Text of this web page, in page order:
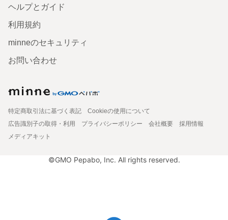
ヘルプとガイド
利用規約
minneのセキュリティ
お問い合わせ
特定商取引法に基づく表記
Cookieの使用について
広告識別子の取得・利用
プライバシーポリシー 会社概要
採用情報
メディアキット
©GMO Pepabo, Inc. All rights reserved.